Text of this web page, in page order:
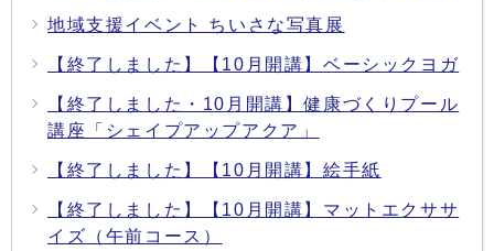
地域支援イベント ちいさな写真展
【終了しました】【10月開講】ベーシックヨガ
【終了しました・10月開講】健康づくりプール
講座「シェイプアップアクア」
【終了しました】【10月開講】絵手紙
【終了しました】【10月開講】マットエクササ
イズ（午前コース）